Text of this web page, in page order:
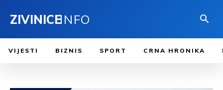
ZIVINICEINFO
VIJESTI BIZNIS SPORT CRNA HRONIKA